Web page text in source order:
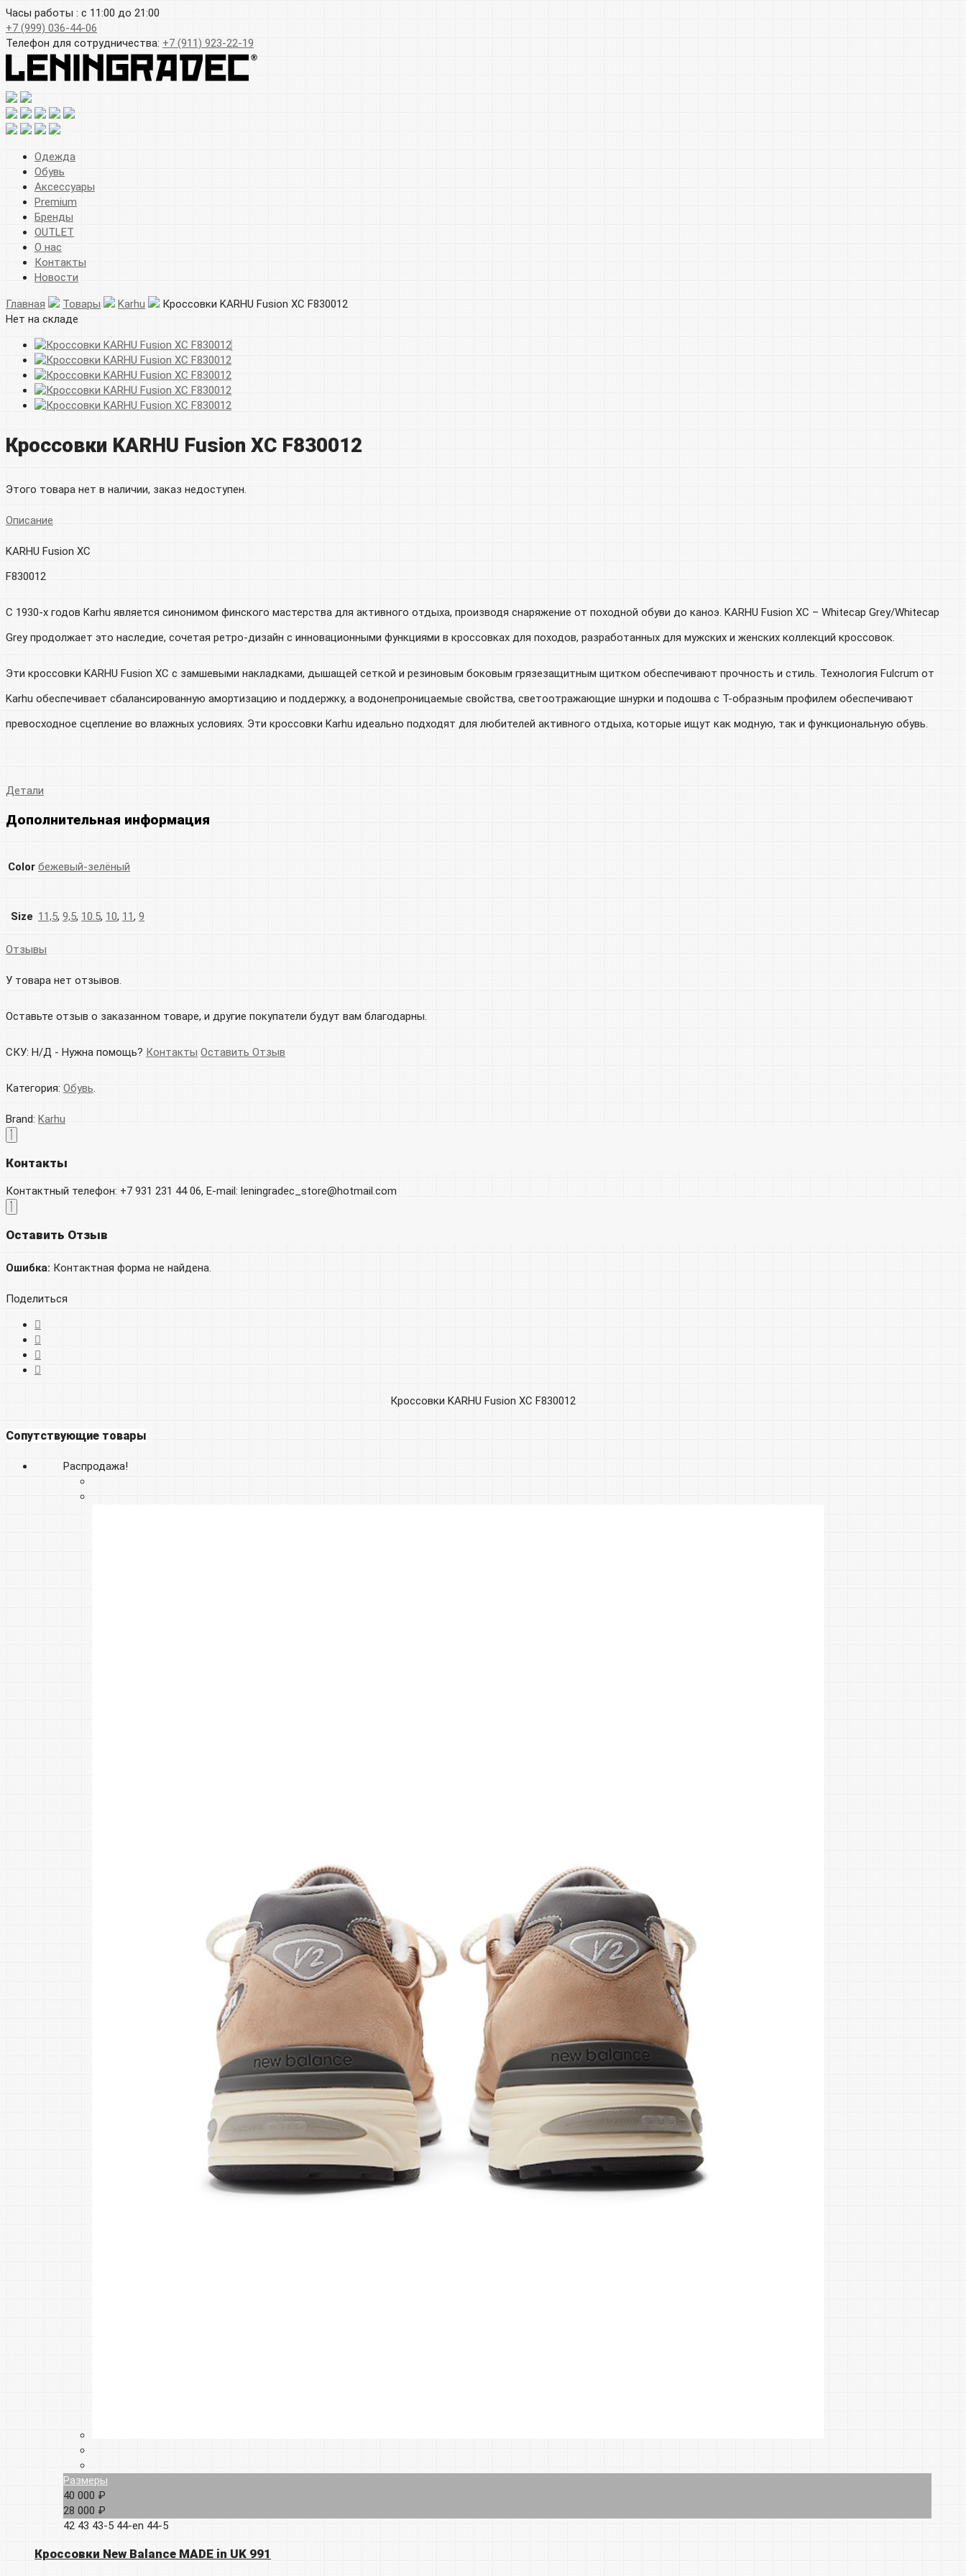
Часы работы : с 11:00 до 21:00
+7 (999) 036-44-06
Телефон для сотрудничества: +7 (911) 923-22-19
Одежда
Обувь
Аксессуары
Premium
Бренды
OUTLET
О нас
Контакты
Новости
Главная Товары Karhu
Кроссовки KARHU Fusion XC F830012
Нет на складе
Кроссовки KARHU Fusion XC F830012
Этого товара нет в наличии, заказ недоступен.
Описание
KARHU Fusion XC
F830012
С 1930-х годов Karhu является синонимом финского мастерства для активного отдыха, производя снаряжение от походной обуви до каноэ. KARHU Fusion XC – Whitecap Grey/Whitecap
Grey продолжает это наследие, сочетая ретро-дизайн с инновационными функциями в кроссовках для походов, разработанных для мужских и женских коллекций кроссовок.
Эти кроссовки KARHU Fusion XC с замшевыми накладками, дышащей сеткой и резиновым боковым грязезащитным щитком обеспечивают прочность и стиль. Технология Fulcrum от
Karhu обеспечивает сбалансированную амортизацию и поддержку, а водонепроницаемые свойства, светоотражающие шнурки и подошва с Т-образным профилем обеспечивают
превосходное сцепление во влажных условиях. Эти кроссовки Karhu идеально подходят для любителей активного отдыха, которые ищут как модную, так и функциональную обувь.
Детали
Дополнительная информация
Color бежевый-зелёный
Size 11,5, 9,5, 10.5, 10, 11, 9
Отзывы
У товара нет отзывов.
Оставьте отзыв о заказанном товаре, и другие покупатели будут вам благодарны.
СКУ: Н/Д - Нужна помощь? Контакты Оставить Отзыв
Категория: Обувь.
Brand: Karhu
Контакты
Контактный телефон: +7 931 231 44 06, E-mail: leningradec_store@hotmail.com
Оставить Отзыв
Ошибка: Контактная форма не найдена.
Поделиться
Кроссовки KARHU Fusion XC F830012
Сопутствующие товары
Распродажа!
Размеры
40 000 ₽
28 000 ₽
42 43 43-5 44-en 44-5
Кроссовки New Balance MADE in UK 991